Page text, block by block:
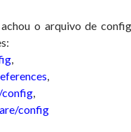
o arquivo de
,
,
,
config